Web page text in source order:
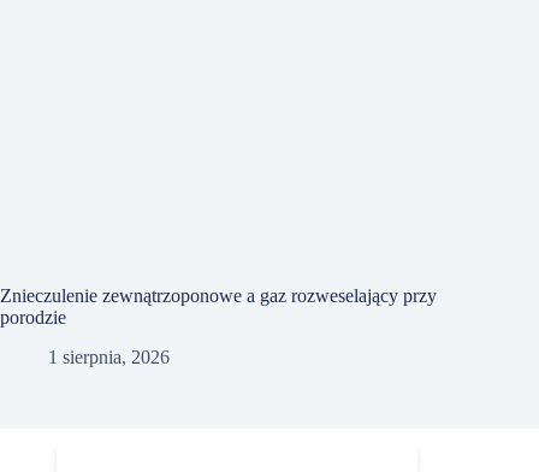
Znieczulenie zewnątrzoponowe a gaz rozweselający przy
porodzie
1 sierpnia, 2026